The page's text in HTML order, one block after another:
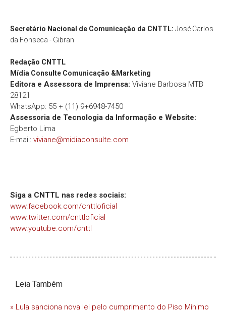
Secretário Nacional de Comunicação da CNTTL: José Carlos
da Fonseca - Gibran
Redação CNTTL
Mídia Consulte Comunicação &Marketing
Editora e Assessora de Imprensa: Viviane Barbosa MTB
28121
WhatsApp: 55 + (11) 9+6948-7450
Assessoria de Tecnologia da Informação e Website:
Egberto Lima
E-mail: viviane@midiaconsulte.com
Siga a CNTTL nas redes sociais:
www.facebook.com/cnttloficial
www.twitter.com/cnttloficial
www.youtube.com/cnttl
Leia Também
» Lula sanciona nova lei pelo cumprimento do Piso Mínimo